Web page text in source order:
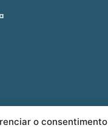
o consentimento